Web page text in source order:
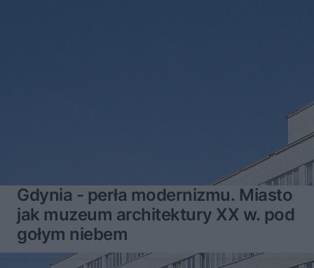
Gdynia - perła modernizmu. Miasto
jak muzeum architektury XX w. pod
gołym niebem